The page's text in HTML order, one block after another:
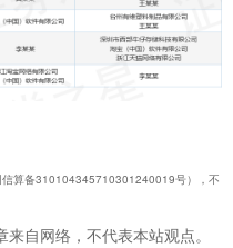
信算备310104345710301240019号），不
自网络，不代表本站观点。